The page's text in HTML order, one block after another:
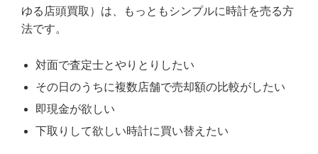
ゆる店頭買取）は、もっともシンプルに時計を売る方
法です。
対面で査定士とやりとりしたい
その日のうちに複数店舗で売却額の比較がしたい
即現金が欲しい
下取りして欲しい時計に買い替えたい